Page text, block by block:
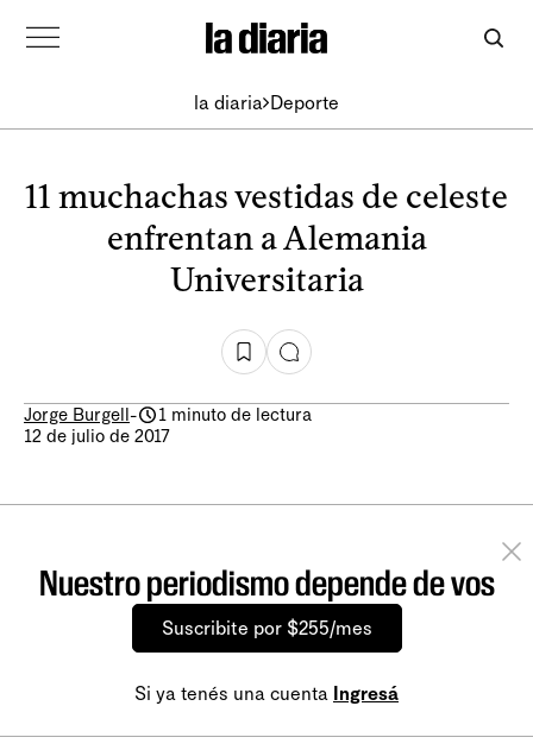
la diaria Deporte
11 muchachas vestidas de celeste
enfrentan a Alemania
Universitaria
Jorge Burgell-
1 minuto de lectura
12 de julio de 2017
Nuestro periodismo depende de vos
Suscribite por $255/mes
Si ya tenés una cuenta Ingresá